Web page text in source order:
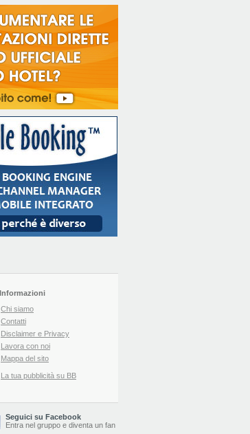
Informazioni
Chi siamo
Contatti
Disclaimer e Privacy
Lavora con noi
Mappa del sito
La tua pubblicità su BB
Seguici su Facebook
Entra nel gruppo e diventa un fan